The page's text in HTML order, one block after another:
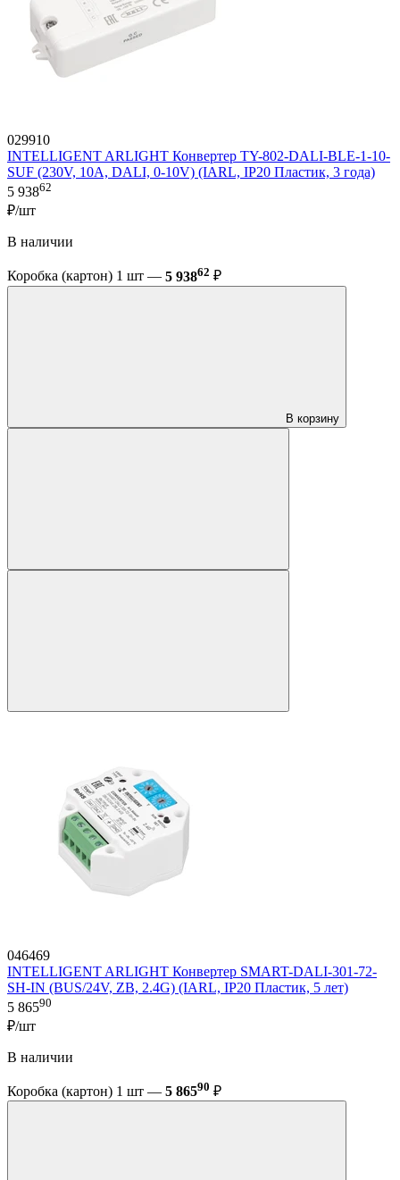
029910
INTELLIGENT ARLIGHT Конвертер TY-802-DALI-BLE-1-10-
SUF (230V, 10A, DALI, 0-10V) (IARL, IP20 Пластик, 3 года)
5 93862
₽/шт
В наличии
Коробка (картон) 1 шт — 5 93862 ₽
В корзину
046469
INTELLIGENT ARLIGHT Конвертер SMART-DALI-301-72-
SH-IN (BUS/24V, ZB, 2.4G) (IARL, IP20 Пластик, 5 лет)
5 86590
₽/шт
В наличии
Коробка (картон) 1 шт — 5 86590 ₽